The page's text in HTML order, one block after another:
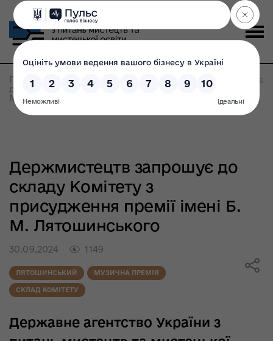
Головна Всі новини >
Держмистецтв запрошує
до складу Комітету з присудження премії імені Б.
М. Лятошинського
Держмистецтв запрошує до
складу Комітету з
присудження премії імені Б.
М. Лятошинського
30.09.2024 1149
ЛЯТОШИНСЬКИЙ МУЗИЧНА ПРЕМІЯ
СКЛАД КОМІТЕТУ
Державне агентство України з